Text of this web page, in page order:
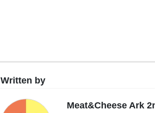
Written by
Meat&Cheese Ark